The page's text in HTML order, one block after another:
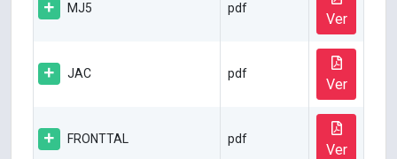
MJ5 pdf
Ver
JAC pdf
Ver
FRONTTAL pdf
Ver